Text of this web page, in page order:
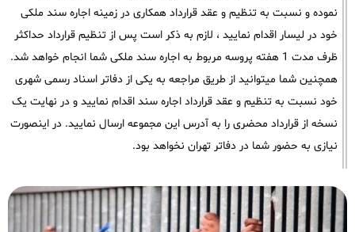
نموده و نسبت به تنظیم و عقد قرارداد همکاری در زمینه اجاره سند ملکی
خود در لیسار اقدام نمایید ، لازم به ذکر است پس از تنظیم قرارداد حداکثر
ظرف مدت 1 هفته پروسه مربوط به اجاره سند ملکی شما انجام خواهد شد.
همچنین شما میتوانید از طریق مراجعه به یکی از دفاتر اسناد رسمی شهری
خود نسبت به تنظیم و عقد قرارداد اجاره سند اقدام نمایید و در نهایت یک
نسخه از قرارداد محضری را به آدرس این مجموعه ارسال نمایید. در اینصورت
نیازی به حضور شما در دفاتر تهران نخواهد بود.